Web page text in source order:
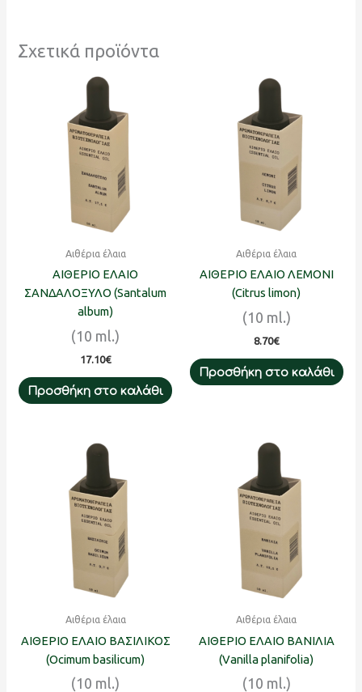
Σχετικά προϊόντα
Αιθέρια έλαια
ΑΙΘΕΡΙΟ ΕΛΑΙΟ
ΣΑΝΔΑΛΟΞΥΛΟ (Santalum
album)
(10 ml.)
17.10€
Προσθήκη στο καλάθι
Αιθέρια έλαια
ΑΙΘΕΡΙΟ ΕΛΑΙΟ ΛΕΜΟΝΙ
(Citrus limon)
(10 ml.)
8.70€
Προσθήκη στο καλάθι
Αιθέρια έλαια
ΑΙΘΕΡΙΟ ΕΛΑΙΟ ΒΑΣΙΛΙΚΟΣ
(Ocimum basilicum)
(10 ml.)
Αιθέρια έλαια
ΑΙΘΕΡΙΟ ΕΛΑΙΟ ΒΑΝΙΛΙΑ
(Vanilla planifolia)
(10 ml.)